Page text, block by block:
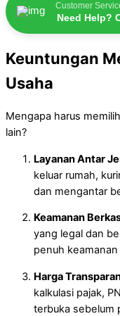
Customer
Need Help?
Keuntungan
Usaha
Mengapa harus memilih
lain?
Layanan Antar
keluar rumah,
dan mengantar
Keamanan
yang legal dan
penuh
Harga
kalkulasi pajak,
terbuka sebelum